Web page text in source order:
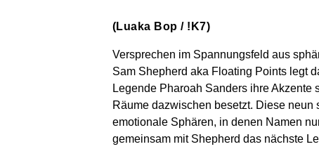
(Luaka Bop / !K7)
Versprechen im Spannungsfeld aus
Sam Shepherd aka Floating Points legt
Legende Pharoah Sanders ihre
Räume dazwischen besetzt. Diese
emotionale Sphären, in denen Namen
gemeinsam mit Shepherd das nächste